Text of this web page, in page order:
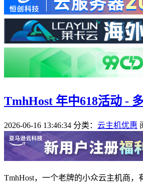
TmhHost 年中618活动 -
2026-06-16 13:46:34 分类： 云主机优惠
TmhHost，一个老牌的小众云主机商